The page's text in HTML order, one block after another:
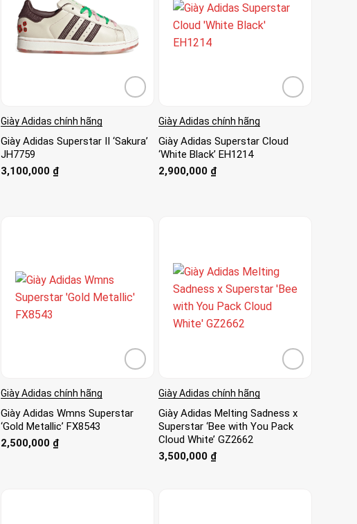
Giày Adidas chính hãng
Giày Adidas Superstar II ‘Sakura’
JH7759
3,100,000 ₫
Giày Adidas chính hãng
Giày Adidas Superstar Cloud
‘White Black’ EH1214
2,900,000 ₫
Giày Adidas chính hãng
Giày Adidas Wmns Superstar
‘Gold Metallic’ FX8543
2,500,000 ₫
Giày Adidas chính hãng
Giày Adidas Melting Sadness x
Superstar ‘Bee with You Pack
Cloud White’ GZ2662
3,500,000 ₫